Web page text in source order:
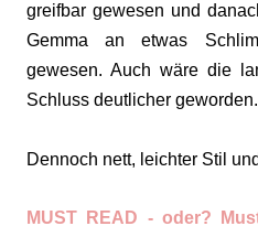
greifbar gewesen und
Gemma an etwas
gewesen. Auch wäre die
Schluss deutlicher geworden.
Dennoch nett, leichter Stil
MUST READ - oder?